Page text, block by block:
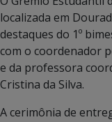
localizada em
destaques do 1º
com o coordenador
e da professora
Cristina da Silva.
A cerimônia de